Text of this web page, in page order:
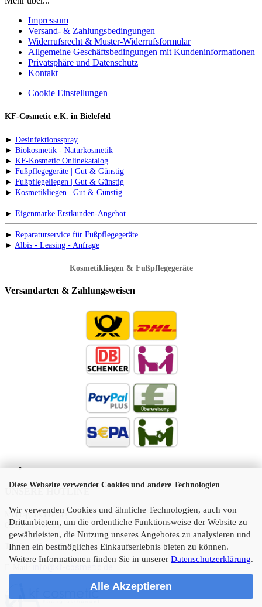
Diese Webseite verwendet Cookies und andere Technologien
Wir verwenden Cookies und ähnliche Technologien, auch von
Drittanbietern, um die ordentliche Funktionsweise der Website zu
gewährleisten, die Nutzung unseres Angebotes zu analysieren und
Ihnen ein bestmögliches Einkaufserlebnis bieten zu können.
Weitere Informationen finden Sie in unserer Datenschutzerklärung.
Alle Akzeptieren
Impressum
Versand- & Zahlungsbedingungen
Widerrufsrecht & Muster-Widerrufsformular
Allgemeine Geschäftsbedingungen mit Kundeninformationen
Privatsphäre und Datenschutz
Kontakt
Cookie Einstellungen
KF-Cosmetic e.K. in Bielefeld
► Desinfektionsspray
► Biokosmetik - Naturkosmetik
► KF-Kosmetic Onlinekatalog
► Fußpflegegeräte | Gut & Günstig
► Fußpflegeliegen | Gut & Günstig
► Kosmetikliegen | Gut & Günstig
► Eigenmarke Erstkunden-Angebot
► Reparaturservice für Fußpflegegeräte
► Albis - Leasing - Anfrage
Kosmetikliegen & Fußpflegegeräte
Versandarten & Zahlungsweisen
Montag bis Freitag
09:00 - 17:00 Uhr
Telefon:05 21 45 11 10